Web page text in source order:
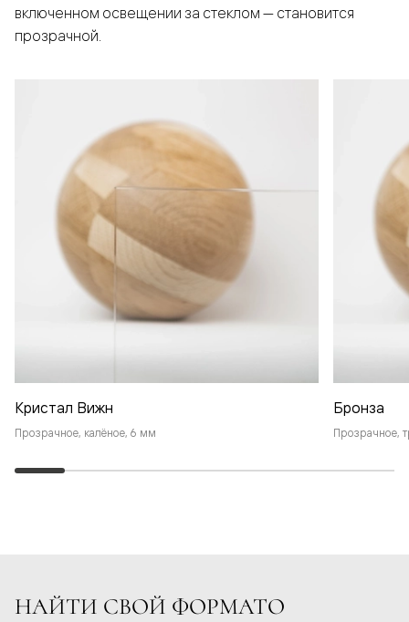
включенном освещении за стеклом — становится
прозрачной.
Кристал Вижн
Прозрачное, калёное, 6 мм
Бронза
Прозрачное,
НАЙТИ СВОЙ ФОРМАТО